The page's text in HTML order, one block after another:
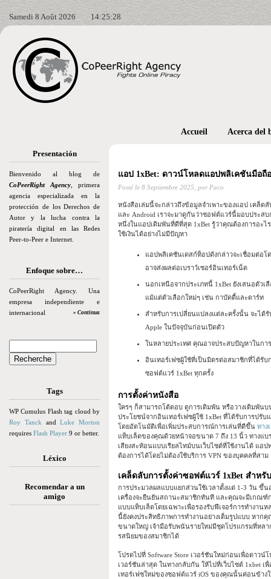
Samedi 8 Août 2026 14:25:30
Presentación
Bienvenido al blog de
CoPeerRight Agency , primera
agencia especializada en la
protección de los Derechos de
Autor y la lucha contra la
piratería digital en las Redes
Peer-to-Peer e Internet.
Enfoque sobre…
CoPeerRight Agency. Una
empresa independiente e
internacional
» Continua
Tags
WP Cumulus Flash tag cloud by
Roy Tanck andLuke Morton
requires Flash Player 9 or better.
Léxico
Recomendar a un
amigo
Accueil Acerca del
แอป 1xBet: ดาวน์โหลดแอปพลิเคชันมือถื
Posté le 8 Septiembre 2025, por Paco
หนังสือเล่มนี้จะกล่าวถึงข้อมูลจำเพาะของแอป เคล็ด
และ Android เราจะมาดูกันว่าซอฟต์แวร์นี้มอบประส
หนึ่งในแอปเดิมพันที่ดีที่สุด 1xBet รู้ว่าคุณต้องการอะ
ใช้เงินได้อย่างไม่มีปัญหา
แอปพลิเคชันเดสก์ท็อปดังกล่าวจะเชื่อมต่อโ
อาจส่งผลต่อเบราว์เซอร์อินเทอร์เน็ต
นอกเหนือจากประเภทนี้ 1xBet ยังเสนอตัว
แม้แต่ตัวเลือกใหม่ๆ เช่น กาบัดดี้และดาร์ท
สำหรับการเปลี่ยนแปลงแต่ละครั้งนั้น จะได้
Apple ในปัจจุบันก่อนเปิดตัว
ในหลายประเทศ คุณอาจประสบปัญหาในกา
อินเทอร์เฟซผู้ใช้ที่เป็นมิตรต่อสมาชิกที่ได้รับ
ซอฟต์แวร์ 1xBet ทุกครั้ง
การตั้งค่าหนังสือ
ใครๆ ก็สามารถโต้ตอบ ดูการเดิมพัน หรือวางเดิมพั
ประโยชน์จากอินเทอร์เฟซผู้ใช้ 1xBet ที่ได้รับการปรั
โดยอัตโนมัติเพื่อเพิ่มประสบการณ์การเล่นที่ดีขึ้น ทาง
แท็บเล็ตของคุณด้วยหน้าจอขนาด 7 ถึง 13 นิ้ว ทางแบ
เสียงสะท้อนแบบเรียลไทม์บนเว็บไซต์ที่ใช้งานได้ แ
ต้องการได้โดยไม่ต้องใช้บริการ VPN ของบุคคลที่สาม
เคล็ดลับการตั้งค่าซอฟต์แวร์ 1xBet สำหรั
การประมวลผลแบบแยกส่วนใช้เวลาตั้งแต่ 1-3 วัน ขึ้
เครื่องจะยืนยันสถานะสมาชิกทันที และคุณจะมีเกณฑ์
แบบแท็บเล็ตโดยเฉพาะเพื่อรองรับฟีเจอร์การทำงา
นี้ยังคงประสิทธิภาพการทำงานอย่างเต็มรูปแบบ หา
ขนาดใหญ่ เจ้ามือรับพนันรายใหม่มีชุดโปรแกรมที่หล
รสนิยมของสมาชิกได้
โปรดไปที่ Software Store เวอร์ชันใหม่ก่อนเพื่อดาว
เวอร์ชันล่าสุด ในทางกลับกัน ให้ไปที่เว็บไซต์ 1xbet เ
เทอร์เฟซใหม่ของซอฟต์แวร์ iOS ของคุณนั้นค่อนข้าง